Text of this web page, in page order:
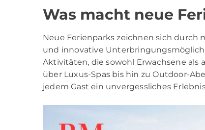
Was macht neue
Neue Ferienparks zeichnen sich
und innovative
Aktivitäten, die sowohl Erwachsene als
über Luxus-Spas bis hin zu Outdoor-
jedem Gast ein unvergessliches